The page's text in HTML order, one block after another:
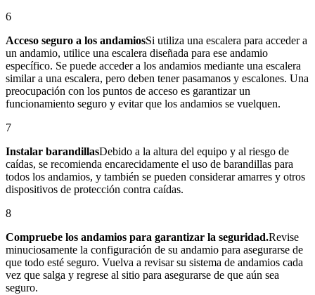
6
Acceso seguro a los andamiosSi utiliza una escalera para acceder a
un andamio, utilice una escalera diseñada para ese andamio
específico. Se puede acceder a los andamios mediante una escalera
similar a una escalera, pero deben tener pasamanos y escalones. Una
preocupación con los puntos de acceso es garantizar un
funcionamiento seguro y evitar que los andamios se vuelquen.
7
Instalar barandillasDebido a la altura del equipo y al riesgo de
caídas, se recomienda encarecidamente el uso de barandillas para
todos los andamios, y también se pueden considerar amarres y otros
dispositivos de protección contra caídas.
8
Compruebe los andamios para garantizar la seguridad.Revise
minuciosamente la configuración de su andamio para asegurarse de
que todo esté seguro. Vuelva a revisar su sistema de andamios cada
vez que salga y regrese al sitio para asegurarse de que aún sea
seguro.